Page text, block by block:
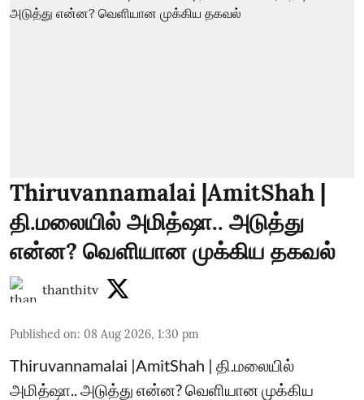
Thiruvannamalai |AmitShah |
தி.மலையில் அமித்ஷா.. அடுத்து
என்ன? வெளியான முக்கிய தகவல்
thanthitv
Published on: 08 Aug 2026, 1:30 pm
Thiruvannamalai |AmitShah | தி.மலையில்
அமித்ஷா.. அடுத்து என்ன? வெளியான முக்கிய